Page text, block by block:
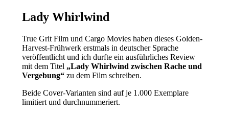
Lady Whirlwind
True Grit Film und Cargo Movies haben dieses Golden-
Harvest-Frühwerk erstmals in deutscher Sprache
veröffentlicht und ich durfte ein ausführliches Review
mit dem Titel „Lady Whirlwind zwischen Rache und
Vergebung“zu dem Film schreiben.
Beide Cover-Varianten sind auf je 1.000 Exemplare
limitiert und durchnummeriert.